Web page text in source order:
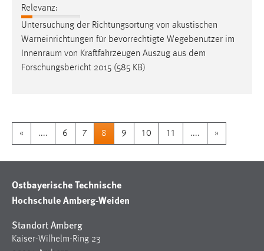
Relevanz:
Untersuchung der Richtungsortung von akustischen
Warneinrichtungen für bevorrechtigte Wegebenutzer im
Innenraum von Kraftfahrzeugen Auszug aus dem
Forschungsbericht 2015 (585 KB)
« .... 6 7 8 9 10 11 .... »
Ostbayerische Technische
Hochschule Amberg-Weiden
Standort Amberg
Kaiser-Wilhelm-Ring 23